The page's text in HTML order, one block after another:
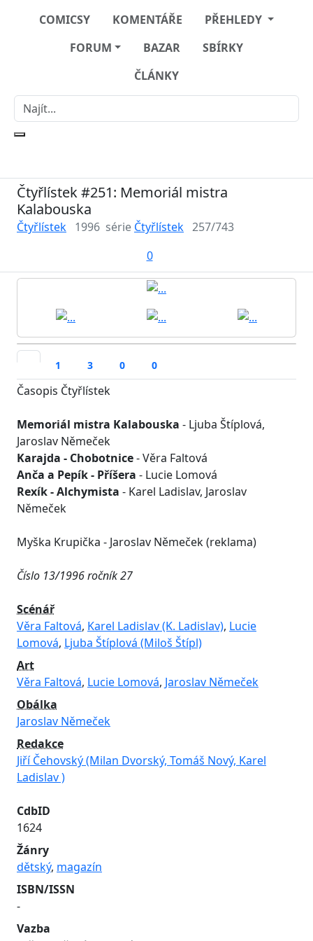
COMICSY KOMENTÁŘE
PŘEHLEDY
FORUM
BAZAR
SBÍRKY
ČLÁNKY
Čtyřlístek #251: Memoriál mistra
Kalabouska
Čtyřlístek 1996 série Čtyřlístek 257/743
0
1 3 0 0
Časopis Čtyřlístek
Memoriál mistra Kalabouska - Ljuba Štíplová,
Jaroslav Němeček
Karajda - Chobotnice- Věra Faltová
Anča a Pepík - Příšera - Lucie Lomová
Rexík - Alchymista - Karel Ladislav, Jaroslav
Němeček
Myška Krupička - Jaroslav Němeček (reklama)
Číslo 13/1996 ročník 27
Scénář
Věra Faltová, Karel Ladislav (K. Ladislav), Lucie
Lomová, Ljuba Štíplová (Miloš Štípl)
Art
Věra Faltová, Lucie Lomová, Jaroslav Němeček
Obálka
Jaroslav Němeček
Redakce
Jiří Čehovský (Milan Dvorský, Tomáš Nový, Karel
Ladislav )
CdbID
1624
Žánry
dětský, magazín
ISBN/ISSN
-
Vazba